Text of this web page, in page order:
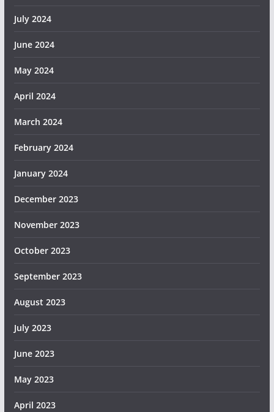
July 2024
June 2024
May 2024
April 2024
March 2024
February 2024
January 2024
December 2023
November 2023
October 2023
September 2023
August 2023
July 2023
June 2023
May 2023
April 2023